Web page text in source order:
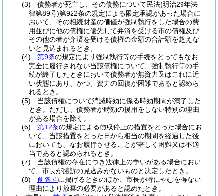
(3)
債務者が死亡し、その債務について民法(明治29年法
律第89号)第922条の規定による限定承認があった場合に
おいて、その相続財産の価値が強制執行をした場合の費
用並びに他の債権に優先して弁済を受ける市の債権及び
その他の者が弁済を受ける債権の金額の合計額を超えな
いと見込まれるとき。
(4)
第9条の規定により強制執行等の手続をとってもなお
完全に履行されない当該債権について、強制執行等の手
続が終了したときにおいて債務者が無資力又はこれに近
い状態にあり、かつ、資力の回復が困難であると認めら
れるとき。
(5)
当該債権について消滅時効に係る時効期間が満了した
とき。 ただし、債務者が時効の援用をしない特別の理由
がある場合を除く。
(6)
第12条の規定による徴収停止の措置をとった場合にお
いて、当該措置をとった日から相当の期間を経過した後
においても、なお履行させることが著しく困難又は不適
当であると認められるとき。
(7)
当該債権の存在につき法律上の争いがある場合におい
て、市長が勝訴の見込みがないものと決定したとき。
(8)
前各号に掲げるときのほか、市長が特にやむを得ない
理由により放棄の必要があると認めたとき。